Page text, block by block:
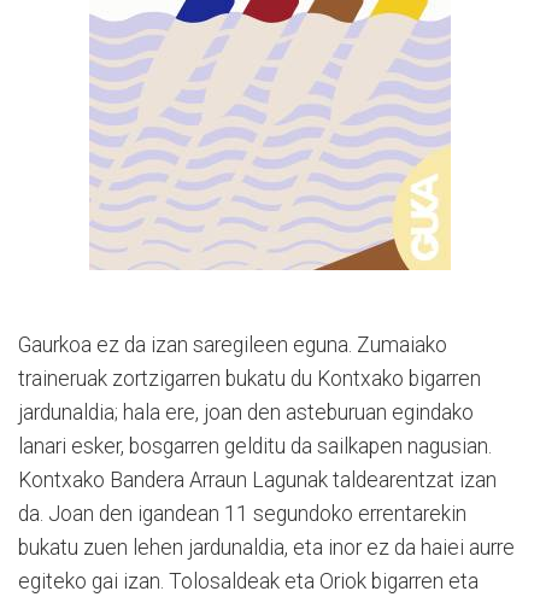
Gaurkoa ez da izan saregileen eguna. Zumaiako
traineruak zortzigarren bukatu du Kontxako bigarren
jardunaldia; hala ere, joan den asteburuan egindako
lanari esker, bosgarren gelditu da sailkapen nagusian.
Kontxako Bandera Arraun Lagunak taldearentzat izan
da. Joan den igandean 11 segundoko errentarekin
bukatu zuen lehen jardunaldia, eta inor ez da haiei aurre
egiteko gai izan. Tolosaldeak eta Oriok bigarren eta